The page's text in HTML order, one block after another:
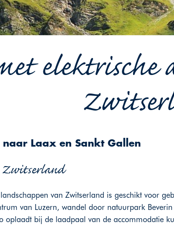
elektrische
Laax en Sankt Gallen
Zwitserland
van Zwitserland is geschikt voor
van Luzern, wandel door natuurpark
oplaadt bij de laadpaal van de accommodatie